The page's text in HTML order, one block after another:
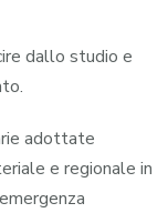
dallo studio e
adottate
e regionale in